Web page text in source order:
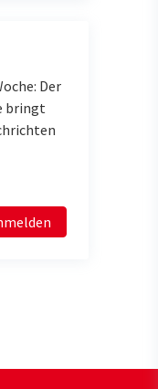
Der
bringt